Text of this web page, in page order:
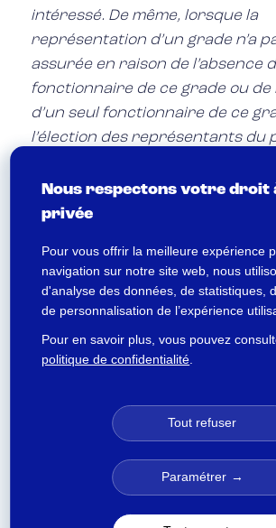
intéressé. De même, lorsque la
représentation d’un grade n’a
assurée en raison de l’absence
fonctionnaire de ce grade ou de
d’un seul fonctionnaire de ce
l’élection des représentants du
intéressé peut mettre fin sans
durée au mandat des membres
fonctionnaires de ce grade,
conditions prévues à l’article 6
décret, devient possible. Il est
renouvellement général de la
pour la durée du mandat
administrative paritaire, les
membres entrent en fonctions à
dispositions précédentes, le
Nous respectons votre droit
privée
Pour vous offrir la meilleure expérience
navigation sur notre site web, nous
d'analyse des données, de statistiques,
de personnalisation de l’expérience
Pour en savoir plus, vous pouvez
politique de confidentialité
Tout refuser
Paramétrer